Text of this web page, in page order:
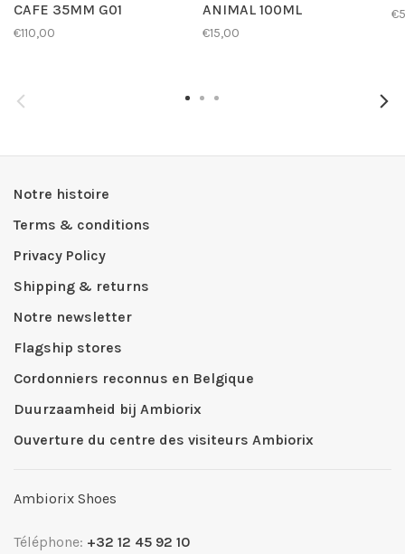
CAFE 35MM G01
€110,00
ANIMAL 100ML
€15,00
Notre histoire
Terms & conditions
Privacy Policy
Shipping & returns
Notre newsletter
Flagship stores
Cordonniers reconnus en Belgique
Duurzaamheid bij Ambiorix
Ouverture du centre des visiteurs Ambiorix
Ambiorix Shoes
Téléphone: +32 12 45 92 10